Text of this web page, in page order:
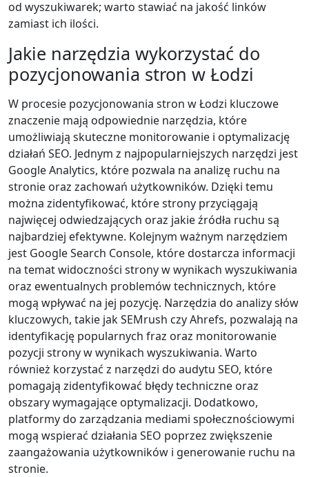
od wyszukiwarek; warto stawiać na jakość linków
zamiast ich ilości.
Jakie narzędzia wykorzystać do
pozycjonowania stron w Łodzi
W procesie pozycjonowania stron w Łodzi kluczowe
znaczenie mają odpowiednie narzędzia, które
umożliwiają skuteczne monitorowanie i optymalizację
działań SEO. Jednym z najpopularniejszych narzędzi jest
Google Analytics, które pozwala na analizę ruchu na
stronie oraz zachowań użytkowników. Dzięki temu
można zidentyfikować, które strony przyciągają
najwięcej odwiedzających oraz jakie źródła ruchu są
najbardziej efektywne. Kolejnym ważnym narzędziem
jest Google Search Console, które dostarcza informacji
na temat widoczności strony w wynikach wyszukiwania
oraz ewentualnych problemów technicznych, które
mogą wpływać na jej pozycję. Narzędzia do analizy słów
kluczowych, takie jak SEMrush czy Ahrefs, pozwalają na
identyfikację popularnych fraz oraz monitorowanie
pozycji strony w wynikach wyszukiwania. Warto
również korzystać z narzędzi do audytu SEO, które
pomagają zidentyfikować błędy techniczne oraz
obszary wymagające optymalizacji. Dodatkowo,
platformy do zarządzania mediami społecznościowymi
mogą wspierać działania SEO poprzez zwiększenie
zaangażowania użytkowników i generowanie ruchu na
stronie.